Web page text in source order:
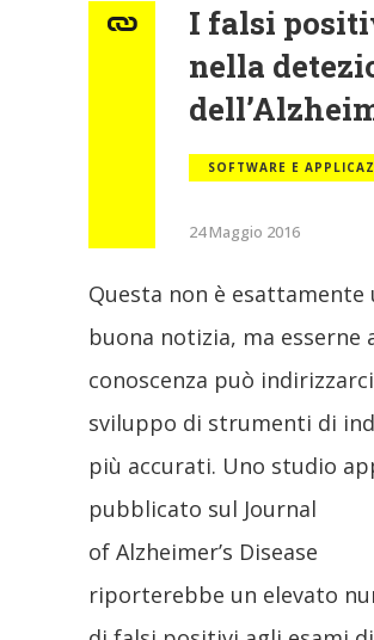
I falsi
nella
SOFTWARE E
24 Maggio 2016
Questa non è esattamente
buona notizia, ma esserne
conoscenza può
sviluppo di strumenti di
più accurati. Uno studio
pubblicato sul Journal
of Alzheimer’s Disease
riporterebbe un elevato